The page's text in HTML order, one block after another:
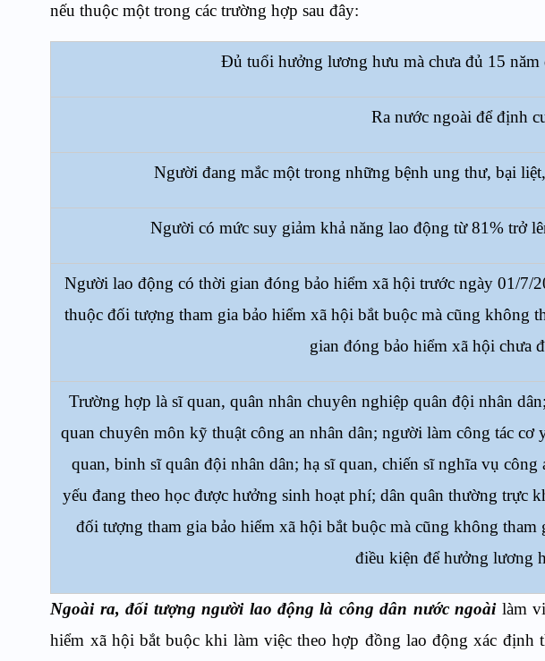
nếu thuộc một trong các trường hợp sau đây:
Đủ tuổi hưởng lương hưu mà chưa đủ 15 năm
Ra nước ngoài để định
Người đang mắc một trong những bệnh ung thư, bại
Người có mức suy giảm khả năng lao động từ 81% trở
Người lao động có thời gian đóng bảo hiểm xã hội trước ngày 01/7/
thuộc đối tượng tham gia bảo hiểm xã hội bắt buộc mà cũng không
gian đóng bảo hiểm xã hội chưa
Trường hợp là sĩ quan, quân nhân chuyên nghiệp quân đội nhân
quan chuyên môn kỹ thuật công an nhân dân; người làm công tác
quan, binh sĩ quân đội nhân dân; hạ sĩ quan, chiến sĩ nghĩa vụ
yếu đang theo học được hưởng sinh hoạt phí; dân quân thường trực
đối tượng tham gia bảo hiểm xã hội bắt buộc mà cũng không
điều kiện để hưởng lương
Ngoài ra, đối tượng người lao động là công dân nước ngoàilàm
hiểm xã hội bắt buộc khi làm việc theo hợp đồng lao động xác